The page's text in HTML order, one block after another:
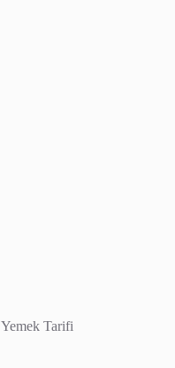
Yemek Tarifi